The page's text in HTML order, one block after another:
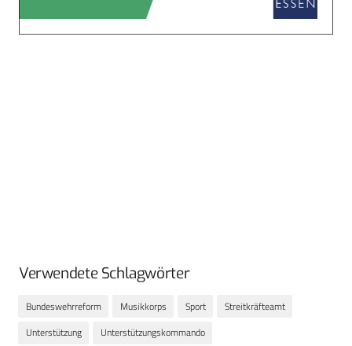
Verwendete Schlagwörter
Bundeswehrreform Musikkorps Sport
Streitkräfteamt
Unterstützung
Unterstützungskommando